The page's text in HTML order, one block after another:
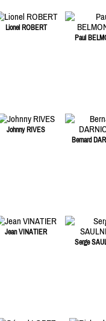
Lionel ROBERT
Paul
Johnny RIVES
Bernard
Jean VINATIER
Serge